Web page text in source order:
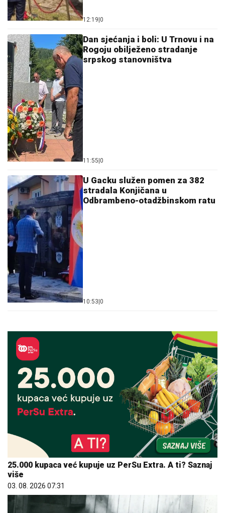
12:19 0
Dan sjećanja i boli: U Trnovu i na
Rogoju obilježeno stradanje
srpskog stanovništva
11:55 0
U Gacku služen pomen za 382
stradala Konjičana u
Odbrambeno-otadžbinskom ratu
10:53 0
25.000 kupaca već kupuje uz PerSu Extra. A ti? Saznaj
više
03. 08. 2026 07:31